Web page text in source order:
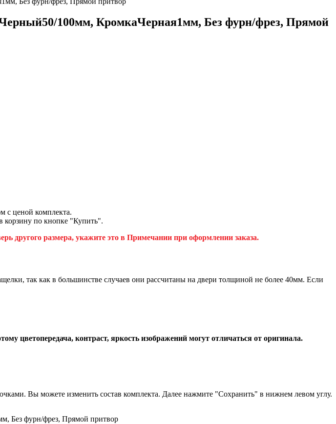
100мм, КромкаЧерная1мм, Без фурн/фрез, Прямой
с ценой комплекта.
корзину по кнопке "Купить".
размера, укажите это в Примечании при оформлении заказа.
так как в большинстве случаев они рассчитаны на двери толщиной не более 40мм. Если
цветопередача, контраст, яркость изображений могут отличаться от оригинала.
Вы можете изменить состав комплекта. Далее нажмите "Сохранить" в нижнем левом углу.
Без фурн/фрез, Прямой притвор